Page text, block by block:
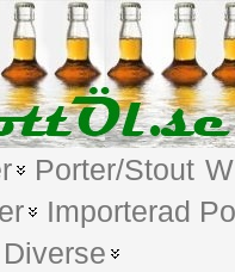
Porter/Stout
Importerad
Diverse